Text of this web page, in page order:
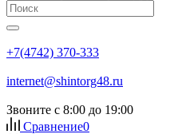
+7(4742) 370-333
internet@shintorg48.ru
Звоните с 8:00 до 19:00
Сравнение0